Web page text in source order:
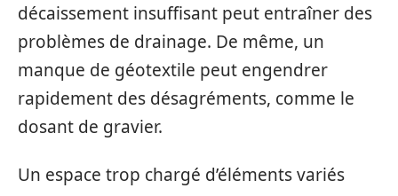
décaissement insuffisant peut entraîner des
problèmes de drainage. De même, un
manque de géotextile peut engendrer
rapidement des désagréments, comme le
dosant de gravier.
Un espace trop chargé d’éléments variés